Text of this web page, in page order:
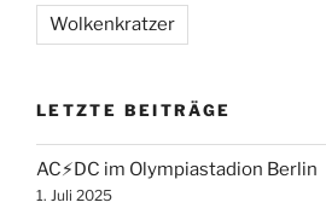
Wolkenkratzer
LETZTE BEITRÄGE
AC⚡️DC im Olympiastadion Berlin
1. Juli 2025